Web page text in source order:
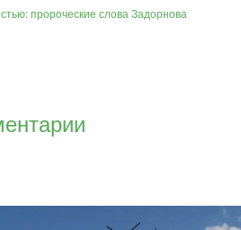
пророческие слова Задорнова